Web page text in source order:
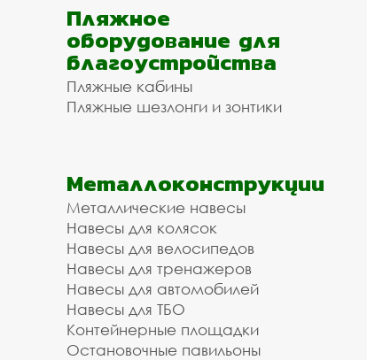
Пляжное
оборудование для
благоустройства
Пляжные кабины
Пляжные шезлонги и зонтики
Металлоконструкции
Металлические навесы
Навесы для колясок
Навесы для велосипедов
Навесы для тренажеров
Навесы для автомобилей
Навесы для ТБО
Контейнерные площадки
Остановочные павильоны